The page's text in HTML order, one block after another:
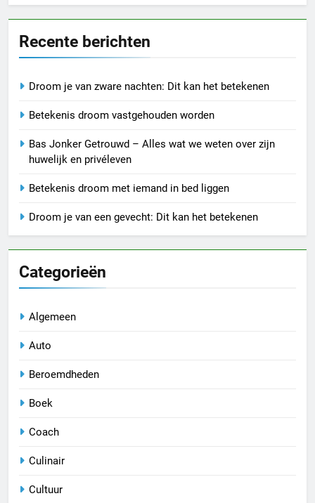
Recente berichten
Droom je van zware nachten: Dit kan het betekenen
Betekenis droom vastgehouden worden
Bas Jonker Getrouwd – Alles wat we weten over zijn
huwelijk en privéleven
Betekenis droom met iemand in bed liggen
Droom je van een gevecht: Dit kan het betekenen
Categorieën
Algemeen
Auto
Beroemdheden
Boek
Coach
Culinair
Cultuur